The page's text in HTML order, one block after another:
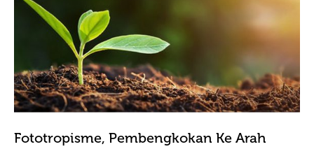
Fototropisme, Pembengkokan Ke Arah